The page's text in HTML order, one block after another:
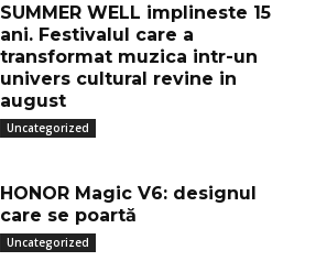
SUMMER WELL implineste 15
ani. Festivalul care a
transformat muzica intr-un
univers cultural revine in
august
Uncategorized
HONOR Magic V6: designul
care se poartă
Uncategorized